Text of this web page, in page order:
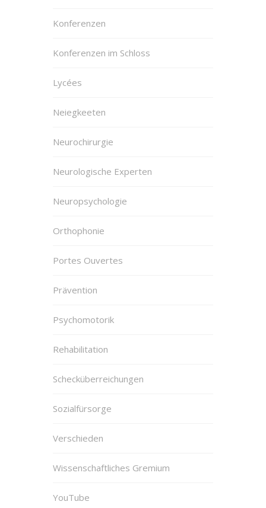
Konferenzen
Konferenzen im Schloss
Lycées
Neiegkeeten
Neurochirurgie
Neurologische Experten
Neuropsychologie
Orthophonie
Portes Ouvertes
Prävention
Psychomotorik
Rehabilitation
Schecküberreichungen
Sozialfürsorge
Verschieden
Wissenschaftliches Gremium
YouTube